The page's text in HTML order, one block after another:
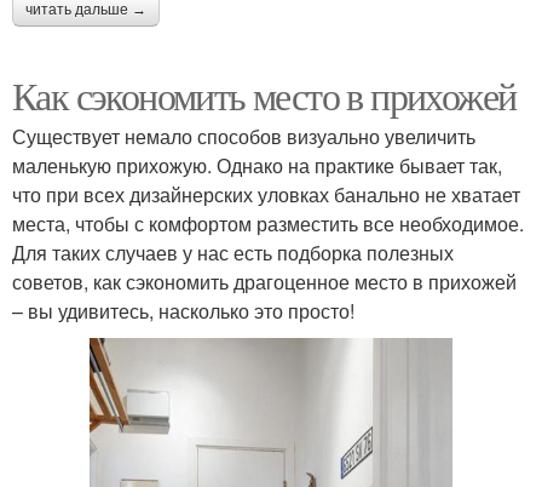
читать дальше →
Как сэкономить место в прихожей
Существует немало способов визуально увеличить
маленькую прихожую. Однако на практике бывает так,
что при всех дизайнерских уловках банально не хватает
места, чтобы с комфортом разместить все необходимое.
Для таких случаев у нас есть подборка полезных
советов, как сэкономить драгоценное место в прихожей
– вы удивитесь, насколько это просто!